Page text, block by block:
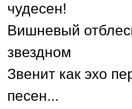
чудесен!
Вишневый
звездном
Звенит как эхо
песен...